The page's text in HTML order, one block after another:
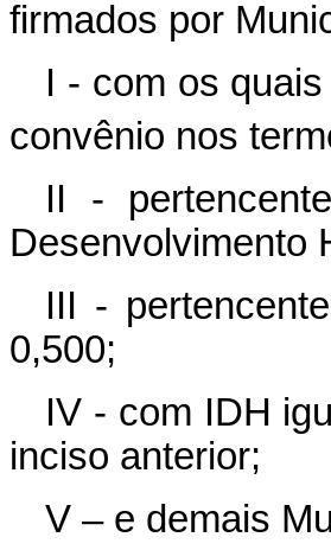
firmados por
I - com os
convênio nos
II -
Desenvolvimento
III -
0,500;
IV - com IDH
inciso anterior;
V – e demais